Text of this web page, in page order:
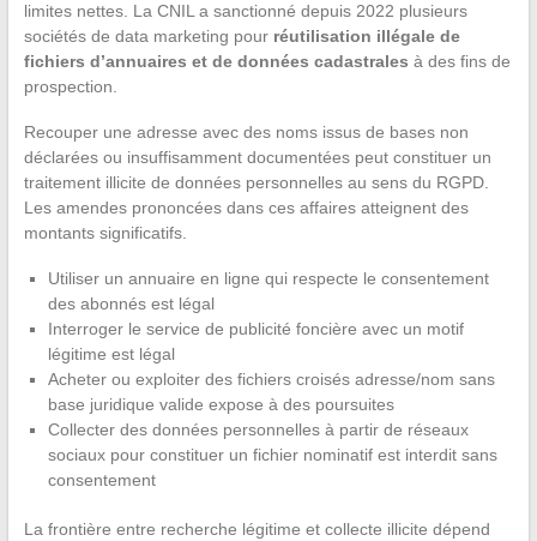
limites nettes. La CNIL a sanctionné depuis 2022 plusieurs
sociétés de data marketing pour réutilisation illégale de
fichiers d’annuaires et de données cadastrales à des fins de
prospection.
Recouper une adresse avec des noms issus de bases non
déclarées ou insuffisamment documentées peut constituer un
traitement illicite de données personnelles au sens du RGPD.
Les amendes prononcées dans ces affaires atteignent des
montants significatifs.
Utiliser un annuaire en ligne qui respecte le consentement
des abonnés est légal
Interroger le service de publicité foncière avec un motif
légitime est légal
Acheter ou exploiter des fichiers croisés adresse/nom sans
base juridique valide expose à des poursuites
Collecter des données personnelles à partir de réseaux
sociaux pour constituer un fichier nominatif est interdit sans
consentement
La frontière entre recherche légitime et collecte illicite dépend